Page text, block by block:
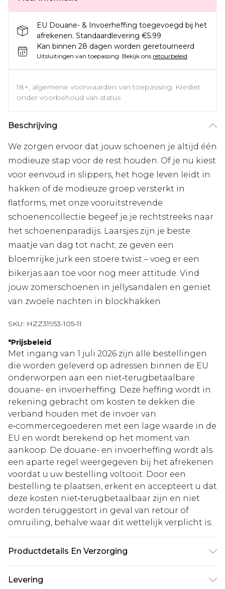
EU Douane- & Invoerheffing toegevoegd bij het
afrekenen. Standaardlevering €5.99
Kan binnen 28 dagen worden geretourneerd
Uitsluitingen van toepassing. Bekijk ons retourbeleid
18+, algemene voorwaarden van toepassing. Krediet
onder voorbehoud van status
Beschrijving
We zorgen ervoor dat jouw schoenen je altijd één
modieuze stap voor de rest houden. Of je nu kiest
voor eenvoud in slippers, het hoge leven leidt in
hakken of de modieuze groep versterkt in
flatforms, met onze vooruitstrevende
schoenencollectie begeef je je rechtstreeks naar
het schoenenparadijs. Laarsjes zijn je beste
maatje van dag tot nacht; ze geven een
bloemrijke jurk een stoere twist – voeg er een
bikerjas aan toe voor nog meer attitude. Vind
jouw zomerschoenen in jellysandalen en geniet
van zwoele nachten in blockhakken.
SKU: HZZ31953-105-11
*Prijsbeleid
Met ingang van 1 juli 2026 zijn alle bestellingen
die worden geleverd op adressen binnen de EU
onderworpen aan een niet‑terugbetaalbare
douane- en invoerheffing. Deze heffing wordt in
rekening gebracht om kosten te dekken die
verband houden met de invoer van
e‑commercegoederen met een lage waarde in de
EU en wordt berekend op het moment van
aankoop. De douane- en invoerheffing wordt als
een aparte regel weergegeven bij het afrekenen
voordat u uw bestelling voltooit. Door een
bestelling te plaatsen, erkent en accepteert u dat
deze kosten niet‑terugbetaalbaar zijn en niet
worden teruggestort in geval van retour of
omruiling, behalve waar dit wettelijk verplicht is.
Productdetails En Verzorging
100% Polyurethane, Inner: 100% Polyurethane
Levering